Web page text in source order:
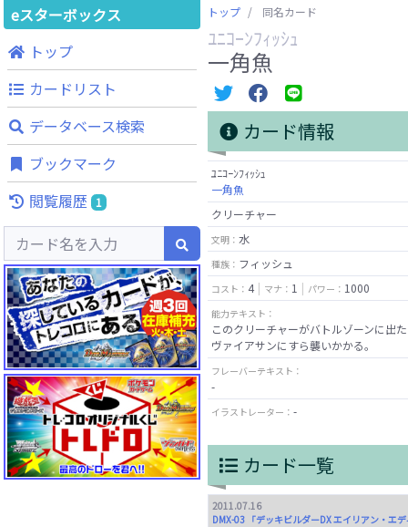
eスターボックス
トップ
カードリスト
データベース検索
ブックマーク
閲覧履歴
1
トップ 同名カード
ﾕﾆｺｰﾝﾌｨｯｼｭ
一角魚
カード情報
ﾕﾆｺｰﾝﾌｨｯｼｭ
一角魚
クリーチャー
文明： 水
種族： フィッシュ
コスト： 4 マナ： 1 パワー： 1000
能力テキスト：
このクリーチャーがバトルゾーンに出
ヴァイアサンにすら襲いかかる。
フレーバーテキスト：
-
イラストレーター： -
カード一覧
2011.07.16
DMX-03 「デッキビルダーDX エイリアン・エ